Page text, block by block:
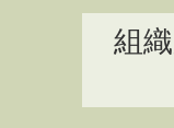
組